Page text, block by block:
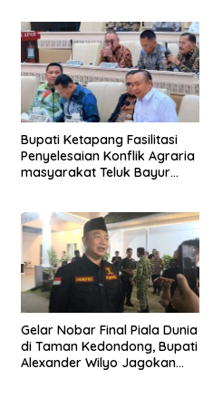
Bupati Ketapang Fasilitasi
Penyelesaian Konflik Agraria
masyarakat Teluk Bayur
Gelar Nobar Final Piala Dunia
di Taman Kedondong, Bupati
Alexander Wilyo Jagokan